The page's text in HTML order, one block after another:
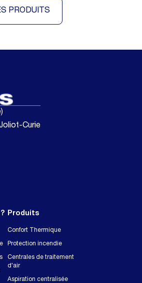
PRODUITS
Curie
Produits
Confort Thermique
Protection incendie
Centrales de traitement
d'air
Aspiration centralisée